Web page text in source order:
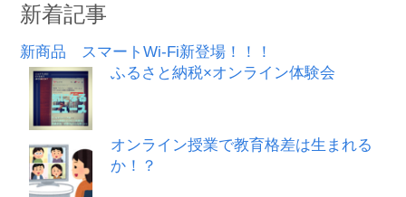
新着記事
新商品 スマートWi-Fi新登場！！！
ふるさと納税×オンライン体験会
オンライン授業で教育格差は生まれる
か！？